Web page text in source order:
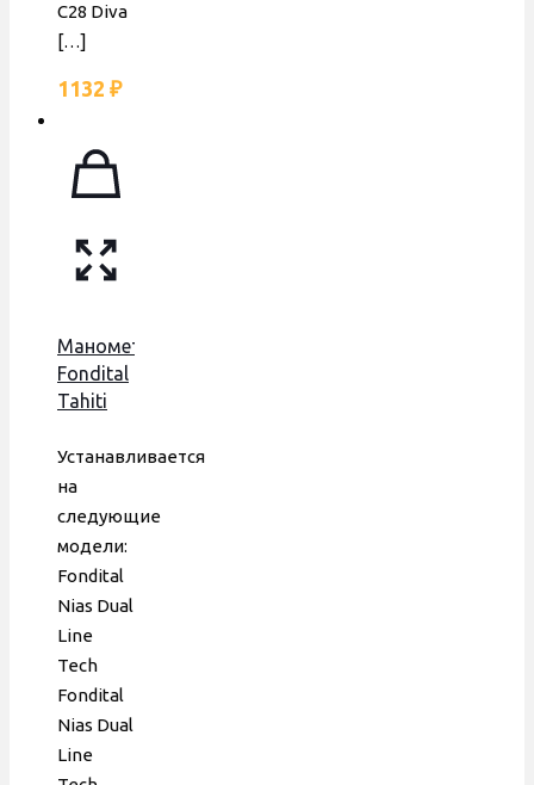
C28 Diva
[…]
1132 ₽
Манометр
Fondital
Tahiti
Устанавливается
на
следующие
модели:
Fondital
Nias Dual
Line
Tech
Fondital
Nias Dual
Line